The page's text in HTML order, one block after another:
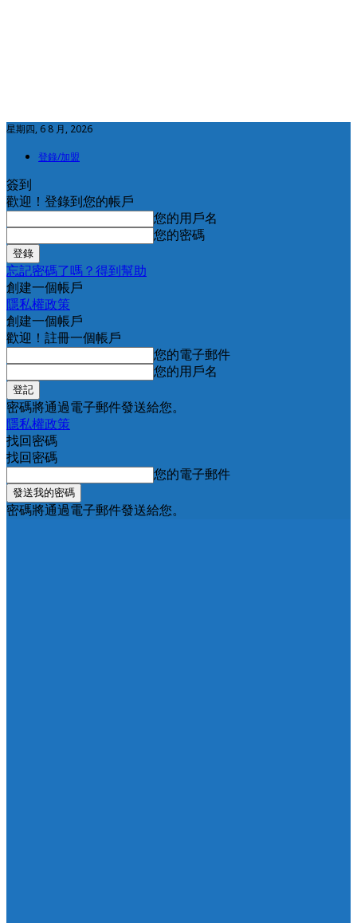
星期四, 6 8 月, 2026
登錄/加盟
簽到
歡迎！登錄到您的帳戶
您的用戶名
您的密碼
忘記密碼了嗎？得到幫助
創建一個帳戶
隱私權政策
創建一個帳戶
歡迎！註冊一個帳戶
您的電子郵件
您的用戶名
密碼將通過電子郵件發送給您。
隱私權政策
找回密碼
找回密碼
您的電子郵件
密碼將通過電子郵件發送給您。